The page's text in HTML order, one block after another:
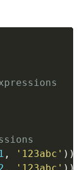
, '123abc' ) )